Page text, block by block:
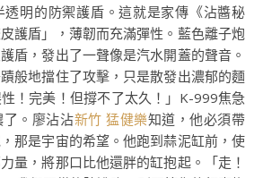
透明的防禦護盾。這就是家傳《沾醬秘
護盾」，薄韌而充滿彈性。藍色離子炮
盾，發出了一聲像是汽水開蓋的聲音。
般地擋住了攻擊，只是散發出濃郁的麵
！完美！但撐不了太久！」K-999焦急
。廖沾沾新竹 猛健樂知道，他必須帶
那是宇宙的希望。他跑到蒜泥缸前，使
量，將那口比他還胖的缸抱起。「走！